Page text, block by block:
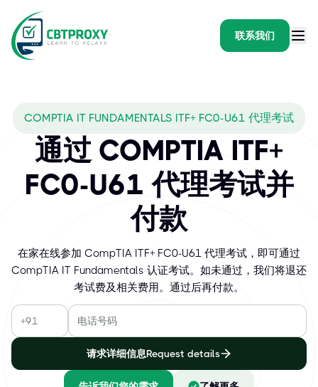
联系我们
COMPTIA IT FUNDAMENTALS ITF+ FC0-U61 代理考试
通过 COMPTIA ITF+
FC0-U61 代理考试并
付款
在家在线参加 CompTIA ITF+ FC0-U61 代理考试，即可通过
CompTIA IT Fundamentals 认证考试。如未通过，我们将退还
考试费及相关费用。通过后再付款。
请求详细信息Request details